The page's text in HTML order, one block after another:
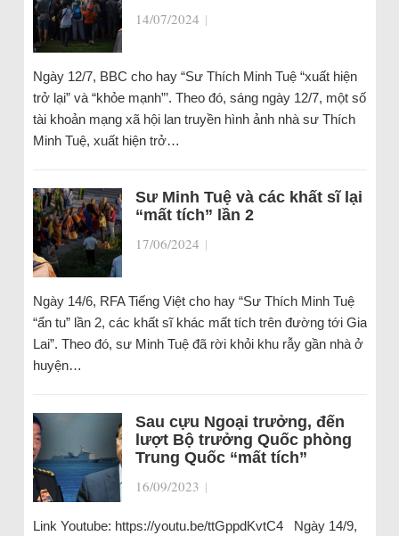
14/07/2024 |
Ngày 12/7, BBC cho hay “Sư Thích Minh Tuệ “xuất hiện
trở lại” và “khỏe mạnh”’. Theo đó, sáng ngày 12/7, một số
tài khoản mạng xã hội lan truyền hình ảnh nhà sư Thích
Minh Tuệ, xuất hiện trở…
Sư Minh Tuệ và các khất sĩ lại
“mất tích” lần 2
17/06/2024 |
Ngày 14/6, RFA Tiếng Việt cho hay “Sư Thích Minh Tuệ
“ẩn tu” lần 2, các khất sĩ khác mất tích trên đường tới Gia
Lai”. Theo đó, sư Minh Tuệ đã rời khỏi khu rẫy gần nhà ở
huyện…
Sau cựu Ngoại trưởng, đến
lượt Bộ trưởng Quốc phòng
Trung Quốc “mất tích”
16/09/2023 |
Link Youtube: https://youtu.be/ttGppdKvtC4 Ngày 14/9,